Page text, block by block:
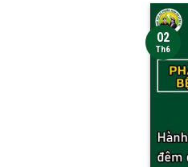
02
Th6